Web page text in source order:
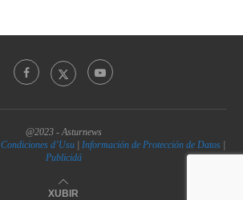
@2023 - Asturnews
Condiciones d’Usu | Información de Protección de Datos |
Publicidá
XUBIR